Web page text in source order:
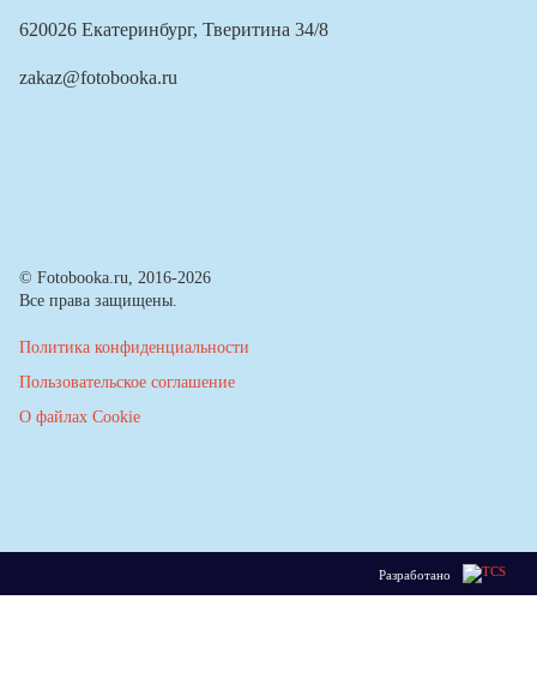
620026 Екатеринбург, Тверитина 34/8
zakaz@fotobooka.ru
© Fotobooka.ru, 2016-2026
Все права защищены.
Политика конфиденциальности
Пользовательское соглашение
О файлах Cookie
Разработано